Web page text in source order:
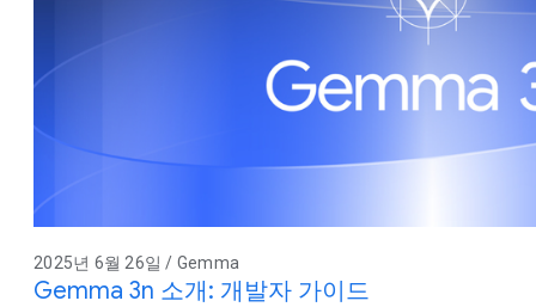
2025년 6월 26일 / Gemma
Gemma 3n 소개: 개발자 가이드